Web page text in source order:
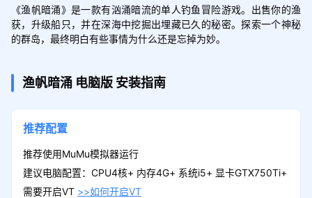
《渔帆暗涌》是一款有汹涌暗流的单人钓鱼冒险游戏。出售你的渔
获，升级船只，并在深海中挖掘出埋藏已久的秘密。探索一个神秘
的群岛，最终明白有些事情为什么还是忘掉为妙。
渔帆暗涌 电脑版 安装指南
推荐配置
推荐使用MuMu模拟器运行
建议电脑配置：CPU4核+ 内存4G+ 系统i5+ 显卡GTX750Ti+
需要开启VT >>如何开启VT